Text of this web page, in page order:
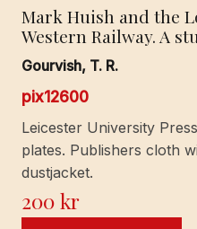
Mark Huish and the
Western Railway. A
Gourvish, T. R.
pix12600
Leicester University
plates. Publishers cloth
dustjacket.
200kr